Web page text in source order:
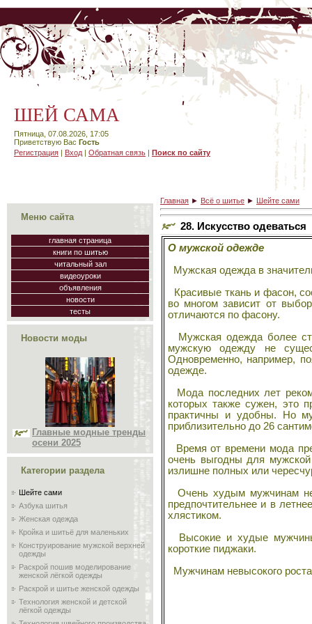
ШЕЙ САМА
Пятница, 07.08.2026, 17:05
Приветствую Вас Гость
Регистрация | Вход | Обратная связь | Поиск по сайту
Меню сайта
главная страница
книги по шитью
читальный зал
видеоуроки
объявления
новости
тесты
Новости моды
Главные модные тренды
осени 2025
Категории раздела
Шейте сами
Азбука шитья
Женская одежда
Кройка и шитьё для маленьких
Конструирование мужской верхней
одежды
Раскрой пошив моделирование
женской лёгкой одежды
Раскрой и шитье женской одежды
Технология женской и детской
лёгкой одежды
Главная ► Всё о шитье ► Шейте сами
28. Искусство одеваться
О мужской одежде
Мужская одежда в
Красивые ткань и фасон,
во многом зависит от
отличаются по фасону.
Мужская одежда более
мужскую одежду не
Одновременно, например,
одежде.
Мода последних лет
которых также сужен, это
практичны и удобны. Но
приблизительно до 26
Время от времени мода
очень выгодны для
излишне полных или
Очень худым мужчинам не
предпочтительнее и в
хлястиком.
Высокие и худые
короткие пиджаки.
Мужчинам невысокого